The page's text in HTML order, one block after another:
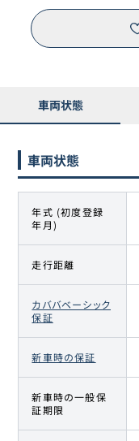
車両状態
車両状態
年式 (初度登録
年月)
走行距離
カババベーシック
保証
新車時の保証
新車時の一般保
証期限